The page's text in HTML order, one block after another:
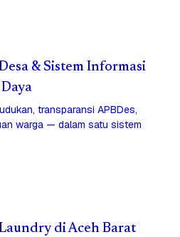
& Sistem Informasi
transparansi APBDes,
warga — dalam satu sistem
di Aceh Barat